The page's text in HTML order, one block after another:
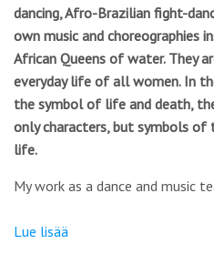
dancing, Afro-Brazilian fight-
own music and choreographies
African Queens of water. They
everyday life of all women. In
the symbol of life and death,
only characters, but symbols of
life.
My work as a dance and music
Lue lisää